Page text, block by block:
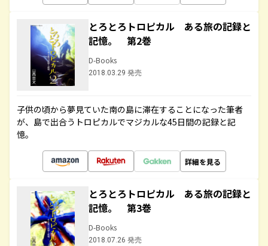
とろとろトロピカル ある旅の記録と
記憶。 第2巻
D-Books
2018.03.29 発売
子供の頃から夢見ていた南の島に滞在することになった筆者
が、島で出合うトロピカルでマジカルな45日間の記録と記
憶。
詳細を見る
とろとろトロピカル ある旅の記録と
記憶。 第3巻
D-Books
2018.07.26 発売